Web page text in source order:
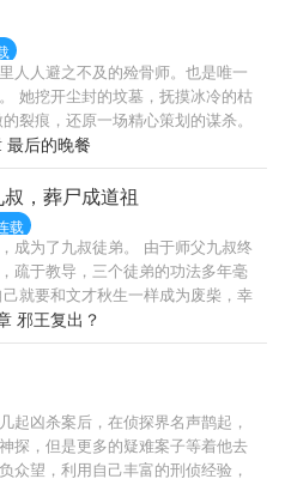
人面怪蛇，邪灵鬼婴，鳖幽灵，血
... 梅无忌自此踏上了一条诡秘莫测
于达官显贵之间，相天相地相风
程，驱鬼降妖，以正天道。 我自冥
妖鬼... 小鬼子阴阳师，东南亚降头
通通给我死。 华夏境内，妖鬼禁
头来战。
人人避之不及的殓骨师。也是唯一
她挖开尘封的坟墓，抚摸冰冷的枯
裂痕，还原一场精心策划的谋杀。
，锁定一个消失十年的凶手。 从一
凑出一段被掩埋的过往。 她走遍荒
棺椁，不为惊扰亡灵，只为替沉冤
在，她就能让真相，重见天日。
间像这样的冤案，还有多少？” “很
一点。”
最后的晚餐
，葬尸成道祖
载
成为了九叔徒弟。 由于师父九叔终
疏于教导，三个徒弟的功法多年毫
就要和文才秋生一样成为废柴，幸
变化来得猝不及防， 九叔吓傻了：
徒弟吗？
邪王复出？
起凶杀案后，在侦探界名声鹊起，
探，但是更多的疑难案子等着他去
众望，利用自己丰富的刑侦经验，